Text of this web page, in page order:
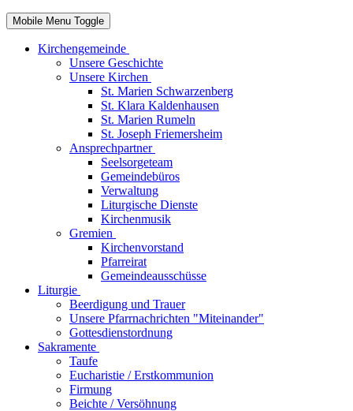
Mobile Menu Toggle
Kirchengemeinde
Unsere Geschichte
Unsere Kirchen
St. Marien Schwarzenberg
St. Klara Kaldenhausen
St. Marien Rumeln
St. Joseph Friemersheim
Ansprechpartner
Seelsorgeteam
Gemeindebüros
Verwaltung
Liturgische Dienste
Kirchenmusik
Gremien
Kirchenvorstand
Pfarreirat
Gemeindeausschüsse
Liturgie
Beerdigung und Trauer
Unsere Pfarrnachrichten "Miteinander"
Gottesdienstordnung
Sakramente
Taufe
Eucharistie / Erstkommunion
Firmung
Beichte / Versöhnung